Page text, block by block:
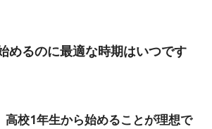
めるのに最適な時期はいつです
高校1年生から始めることが理想で